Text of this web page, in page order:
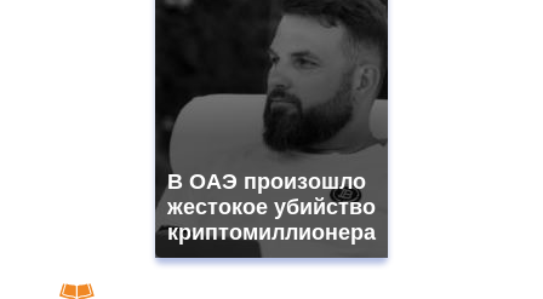
В ОАЭ произошло
жестокое убийство
криптомиллионера